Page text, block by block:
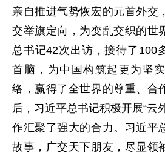
亲自推进气势恢宏的元首外交
交举旗定向，为变乱交织的世
总书记42次出访，接待了100
首脑，为中国构筑起更为坚
络，赢得了全世界的尊重、合
后，习近平总书记积极开展“云
作汇聚了强大的合力。习近平
故事，广交天下朋友，尽显领